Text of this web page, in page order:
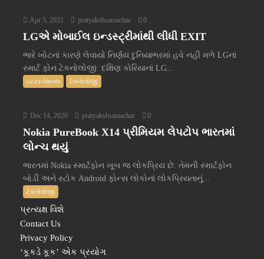
Apr 5, 2021 pratyakshsamachar 0
LGએ મોબાઈલ ઇન્ડસ્ટ્રીમાંથી લીધી EXIT
ભારે ખોટનાં કારણે લેવાયો નિર્ણય દુનિયાભરમાં હવે નહીં મળે LGનાં
સ્માર્ટ ફોન ટેકનોલોજી: દક્ષિણ કોરિયાનાં LG...
ઇન્ટરનેશનલ ટેક્નોલોજી
Dec 14, 2020 pratyakshsamachar 0
Nokia PureBook X14 પ્રીમિયમ લેપટોપ ભારતમાં
લોન્ચ થયું
ભારતમાં Nokia સ્માર્ટફોન ખૂબ જ લોકપ્રિય છે. તેમની સ્માર્ટફોન
બોડી અને સ્ટોક Android ફોન્સ લોકોનાં લોકપ્રિયતાનું...
ટેક્નોલોજી
પ્રત્યક્ષ વિશે
Contact Us
Privacy Policy
‘કૂકડે કૂક’ એક પ્રયોગ